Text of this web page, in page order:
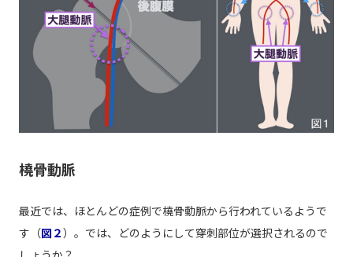
橈骨動脈
最近では、ほとんどの症例で橈骨動脈から行われているようで
す（図２）。では、どのようにして穿刺部位が選択されるので